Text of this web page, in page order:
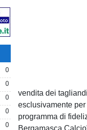
0
0
0
0
0
vendita dei
esclusivamente
programma di
Bergamasca